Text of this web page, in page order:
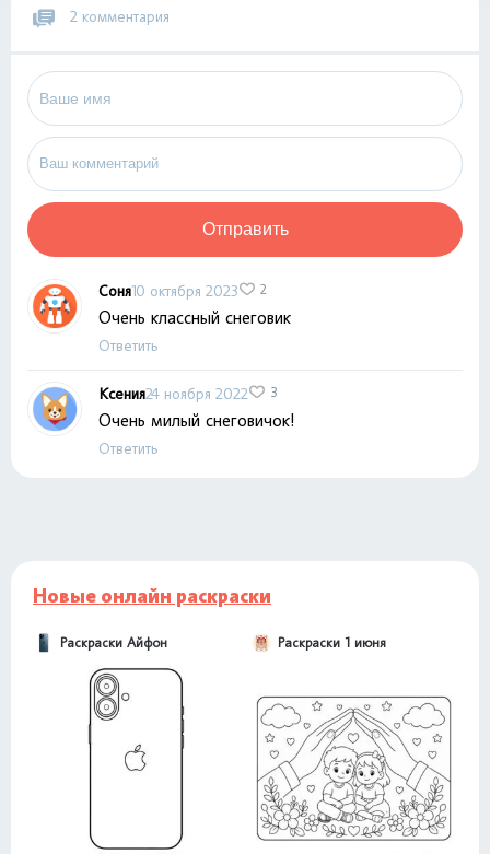
2 комментария
Отправить
Соня10 октября 2023 2
Очень классный снеговик
Ответить
Ксения24 ноября 2022 3
Очень милый снеговичок!
Ответить
Новые онлайн раскраски
Раскраски Айфон Раскраски 1 июня